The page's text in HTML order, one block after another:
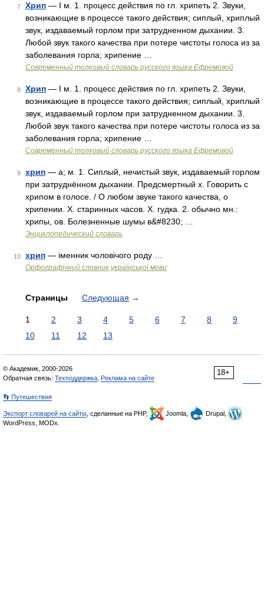
7 Хрип — I м. 1. процесс действия по гл. хрипеть 2. Звуки,
возникающие в процессе такого действия; сиплый, хриплый
звук, издаваемый горлом при затрудненном дыхании. 3.
Любой звук такого качества при потере чистоты голоса из за
заболевания горла; хрипение …
Современный толковый словарь русского языка Ефремовой
8 Хрип — I м. 1. процесс действия по гл. хрипеть 2. Звуки,
возникающие в процессе такого действия; сиплый, хриплый
звук, издаваемый горлом при затрудненном дыхании. 3.
Любой звук такого качества при потере чистоты голоса из за
заболевания горла; хрипение …
Современный толковый словарь русского языка Ефремовой
9 хрип — а; м. 1. Сиплый, нечистый звук, издаваемый горлом
при затруднённом дыхании. Предсмертный х. Говорить с
хрипом в голосе. / О любом звуке такого качества, о
хрипении. Х. старинных часов. Х. гудка. 2. обычно мн.:
хрипы, ов. Болезненные шумы в&#8230; …
Энциклопедический словарь
10 хрип — іменник чоловічого роду …
Орфографічний словник української мови
Страницы Следующая →
1 2 3 4 5 6 7 8
9
10
11 12 13
18+
© Академик, 2000-2026
Обратная связь: Техподдержка Реклама на сайте
👣 Путешествия
Экспорт словарей на сайты , сделанные на PHP, Joomla,
Drupal,
WordPress, MODx.